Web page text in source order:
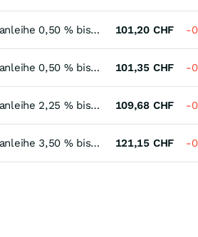
Schweiz Staatsanleihe 0,50 % bis 05/30 101,20 CHF -
Schweiz Staatsanleihe 0,50 % bis 06/32 101,35 CHF -
Schweiz Staatsanleihe 2,25 % bis 06/31 109,68 CHF -
Schweiz Staatsanleihe 3,50 % bis 04/33 121,15 CHF -